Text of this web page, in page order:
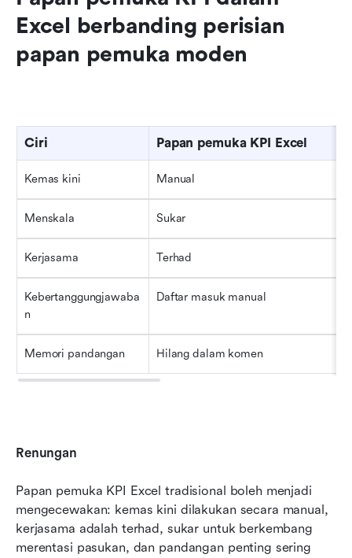
Excel berbanding perisian
papan pemuka moden
Ciri Papan pemuka KPI Excel
Kemas kini Manual
Menskala Sukar
Kerjasama Terhad
Kebertanggungjawaba
n
Daftar masuk manual
Memori pandangan Hilang dalam komen
Renungan
Papan pemuka KPI Excel tradisional boleh menjadi
mengecewakan: kemas kini dilakukan secara manual,
kerjasama adalah terhad, sukar untuk berkembang
merentasi pasukan, dan pandangan penting sering